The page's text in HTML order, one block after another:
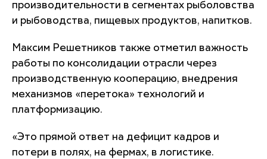
производительности в сегментах рыболовства
и рыбоводства, пищевых продуктов, напитков.
Максим Решетников также отметил важность
работы по консолидации отрасли через
производственную кооперацию, внедрения
механизмов «перетока» технологий и
платформизацию.
«Это прямой ответ на дефицит кадров и
потери в полях, на фермах, в логистике.